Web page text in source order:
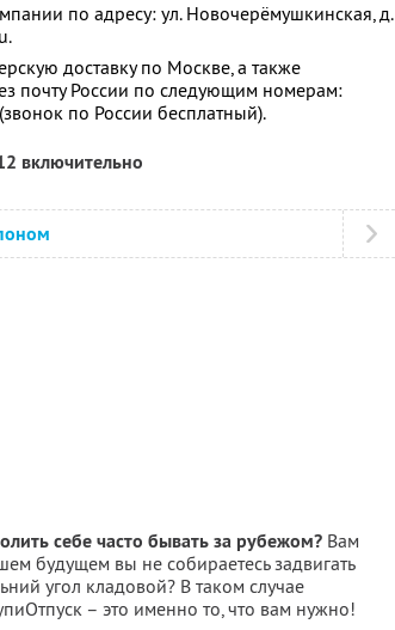
по адресу: ул. Новочерёмушкинская, д.
доставку по Москве, а также
почту России по следующим номерам:
по России бесплатный).
включительно
себе часто бывать за рубежом? Вам
будущем вы не собираетесь задвигать
угол кладовой? В таком случае
– это именно то, что вам нужно!